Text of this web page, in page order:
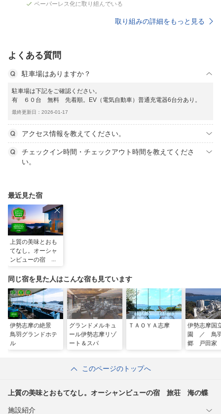
ペーパーレス化に取り組んでいる
取り組みの詳細をもっと見る
よくある質問
駐車場はありますか？
駐車場は下記をご確認ください。
有 ６０台 無料 先着順。EV（電気自動車）普通充電器6台分あり。
最終更新日：2026-01-17
アクセス情報を教えてください。
チェックイン時間・チェックアウト時間を教えてくださ
い。
最近見た宿
上質の美味とおも
てなし。オーシャ
ンビューの宿 旅
同じ宿を見た人はこんな宿も見ています
伊勢志摩の絶景
鳥羽グランドホテ
ル
グランドメルキュ
ール伊勢志摩リゾ
ート＆スパ
ＴＡＯＹＡ志摩
伊勢志摩国
園 ／ 鳥
郷 戸田家
このページのトップへ
上質の美味とおもてなし。オーシャンビューの宿 旅荘 海の蝶
施設紹介